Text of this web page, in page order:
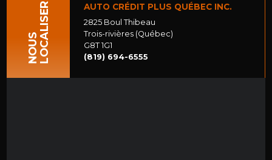
NOUSLOCALISER AUTO CRÉDIT PLUS QUÉBEC INC.
2825 Boul Thibeau
Trois-rivières (Québec)
G8T 1G1
(819) 694-6555